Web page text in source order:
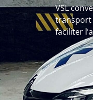
VSL
transport
faciliter